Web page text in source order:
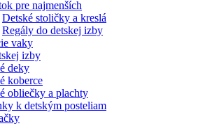
pre najmenších
Detské stoličky a kreslá
Regály do detskej izby
vaky
izby
deky
koberce
obliečky a plachty
k detským posteliam